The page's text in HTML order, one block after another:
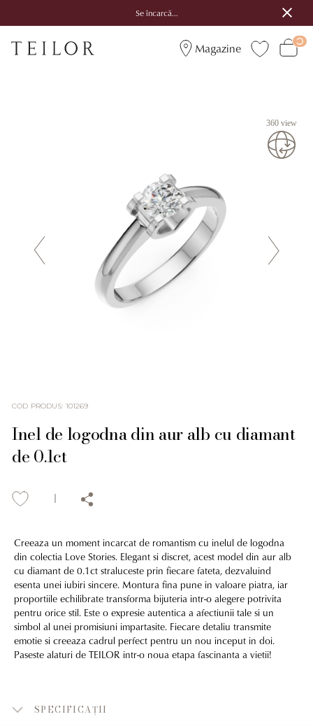
Se încarcă...
Magazine
360 view
COD PRODUS: 101269
Inel de logodna din aur alb cu diamant
de 0.1ct
Creeaza un moment incarcat de romantism cu inelul de logodna
din colectia Love Stories. Elegant si discret, acest model din aur alb
cu diamant de 0.1ct straluceste prin fiecare fateta, dezvaluind
esenta unei iubiri sincere. Montura fina pune in valoare piatra, iar
proportiile echilibrate transforma bijuteria intr-o alegere potrivita
pentru orice stil. Este o expresie autentica a afectiunii tale si un
simbol al unei promisiuni impartasite. Fiecare detaliu transmite
emotie si creeaza cadrul perfect pentru un nou inceput in doi.
Paseste alaturi de TEILOR intr-o noua etapa fascinanta a vietii!
SPECIFICAȚII